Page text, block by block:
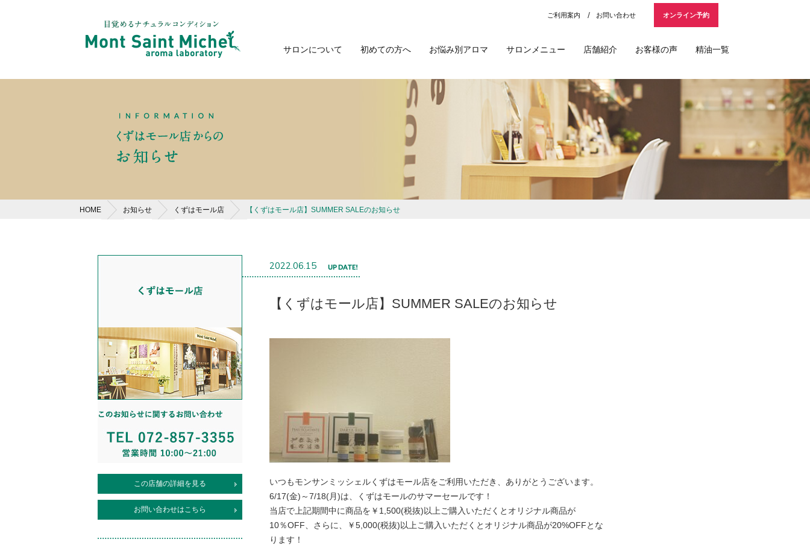
オンライン予約
お問い合わせ
ご利用案内
サロンについて 初めての方へ お悩み別アロマ サロンメニュー 店舗紹介 お客様の声 精油一覧
HOME お知らせ くずはモール店 【くずはモール店】SUMMER SALEのお知らせ
2022.06.15
【くずはモール店】SUMMER SALEのお知らせ
いつもモンサンミッシェルくずはモール店をご利用いただき、ありがとうございます。
6/17(金)～7/18(月)は、くずはモールのサマーセールです！
当店で上記期間中に商品を￥1,500(税抜)以上ご購入いただくとオリジナル商品が
10％OFF、さらに、￥5,000(税抜)以上ご購入いただくとオリジナル商品が20%OFFとな
ります！
この店舗の詳細を見る
お問い合わせはこちら